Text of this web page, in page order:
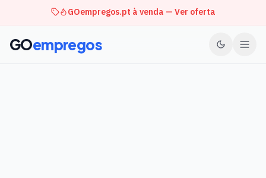
GOempregos.pt à venda — Ver oferta
GOempregos